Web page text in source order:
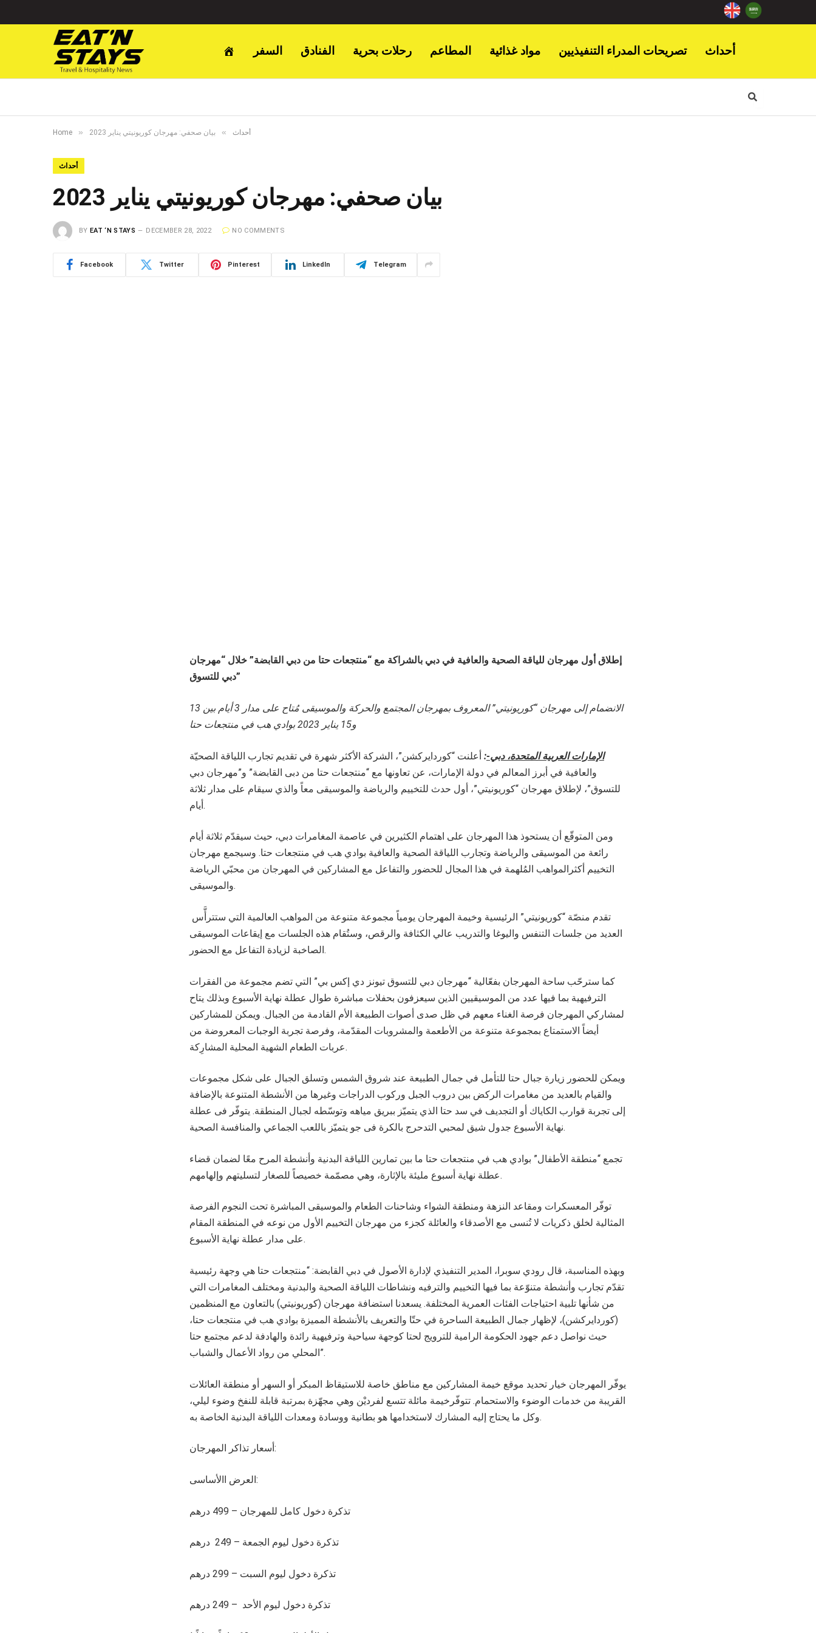
السفر الفنادق رحلات بحرية المطاعم مواد غذائية تصريحات المدراء التنفيذيين أحداث
Home » أحداث » بيان صحفي: مهرجان كوريونيتي يناير 2023
أحداث
بيان صحفي: مهرجان كوريونيتي يناير 2023
BY EAT ‘N STAYS DECEMBER 28, 2022 NO COMMENTS
Facebook Twitter Pinterest LinkedIn Telegram
إطلاق أول مهرجان للياقة الصحية والعافية في دبي بالشراكة مع “منتجعات حتا من دبي القابضة” خلال “مهرجان
دبي للتسوق”
الانضمام إلى مهرجان “كوريونيتي”
المعروف بمهرجان المجتمع والحركة والموسيقى مُتاح على مدار 3 أيام بين 13
و15 يناير 2023
الإمارات العربية المتحدة، دبي-: أعلنت “كوردايركشن”، الشركة الأكثر شهرة في تقديم تجارب اللياقة الصحيّة
والعافية في أبرز المعالم في دولة الإمارات، عن تعاونها مع “منتجعات حتا من دبى القابضة” و”مهرجان دبي
للتسوق”، لإطلاق مهرجان “كوريونيتي”، أول حدث للتخييم والرياضة والموسيقى معاً والذي سيقام على مدار ثلاثة
أيام.
ومن المتوقّع أن يستحوذ هذا المهرجان على اهتمام الكثيرين في عاصمة المغامرات دبي، حيث سيقدّم ثلاثة أيام
رائعة من الموسيقى والرياضة وتجارب اللياقة الصحية والعافية بوادي هب في منتجعات حتا. وسيجمع مهرجان
التخييم أكثرالمواهب المُلهمة في هذا المجال للحضور والتفاعل مع المشاركين في المهرجان من محبّي الرياضة
والموسيقى.
العديد من جلسات التنفس واليوغا والتدريب عالي الكثافة والرقص، وستُقام هذه الجلسات مع إيقاعات الموسيقى
الصاخبة لزيادة التفاعل مع الحضور.
كما سترحّب ساحة المهرجان بفعّالية “مهرجان دبي للتسوق تيونز دي إكس بي” التي تضم مجموعة من الفقرات
الترفيهية بما فيها عدد من الموسيقيين الذين سيعزفون بحفلات مباشرة طوال عطلة نهاية الأسبوع وبذلك يتاح
لمشاركي المهرجان فرصة الغناء معهم في ظل صدى أصوات الطبيعة الأم القادمة من الجبال. ويمكن للمشاركين
أيضاً الاستمتاع بمجموعة متنوعة من الأطعمة والمشروبات المقدّمة، وفرصة تجربة الوجبات المعروضة من
عربات الطعام الشهية المحلية المشارِكة.
ويمكن للحضور زيارة جبال حتا للتأمل في جمال الطبيعة عند شروق الشمس وتسلق الجبال على شكل مجموعات
والقيام بالعديد من مغامرات الركض بين دروب الجبل وركوب الدراجات وغيرها من الأنشطة المتنوعة بالإضافة
إلى تجربة قوارب الكاياك أو التجديف في سد حتا الذي يتميّز ببريق مياهه وتوسّطه لجبال المنطقة. يتوفّر فى عطلة
نهاية الأسبوع جدول شيق لمحبي التدحرج بالكرة فى جو يتميّز باللعب الجماعي والمنافسة الصحية.
تجمع “منطقة الأطفال” بوادي هب في منتجعات حتا ما بين تمارين اللياقة البدنية وأنشطة المرح معًا لضمان قضاء
عطلة نهاية أسبوع مليئة بالإثارة، وهي مصمّمة خصيصاً للصغار لتسليتهم وإلهامهم.
توفّر المعسكرات ومقاعد النزهة ومنطقة الشواء وشاحنات الطعام والموسيقى المباشرة تحت النجوم الفرصة
المثالية لخلق ذكريات لا تُنسى مع الأصدقاء والعائلة كجزء من مهرجان التخييم الأول من نوعه في المنطقة المقام
على مدار عطلة نهاية الأسبوع.
وبهذه المناسبة، قال رودي سوبرا، المدير التنفيذي لإدارة الأصول في دبي القابضة: “منتجعات حتا هي وجهة رئيسية
تقدّم تجارب وأنشطة متنوّعة بما فيها التخييم والترفيه ونشاطات اللياقة الصحية والبدنية ومختلف المغامرات التي
من شأنها تلبية احتياجات الفئات العمرية المختلفة. يسعدنا استضافة مهرجان (كوريونيتي) بالتعاون مع المنظمين
(كوردايركشن)، لإظهار جمال الطبيعة الساحرة في حتّا والتعريف بالأنشطة المميزة بوادي هب في منتجعات حتا،
حيث نواصل دعم جهود الحكومة الرامية للترويج لحتا كوجهة سياحية وترفيهية رائدة والهادفة لدعم مجتمع حتا
المحلي من رواد الأعمال والشباب”.
يوفّر المهرجان خيار تحديد موقع خيمة المشاركين مع مناطق خاصة للاستيقاظ المبكر أو السهر أو منطقة العائلات
القريبة من خدمات الوضوء والاستحمام. تتوفّرخيمة مائلة تتسع لفرديْن وهي مجهّزة بمرتبة قابلة للنفخ وضوء ليلي،
وكل ما يحتاج إليه المشارك لاستخدامها هو بطانية ووسادة ومعدات اللياقة البدنية الخاصة به.
أسعار تذاكر المهرجان:
العرض االأساسى:
تذكرة دخول كامل للمهرجان – 499 درهم
تذكرة دخول ليوم الجمعة – 249 درهم
تذكرة دخول ليوم السبت – 299 درهم
تذكرة دخول ليوم الأحد – 249 درهم